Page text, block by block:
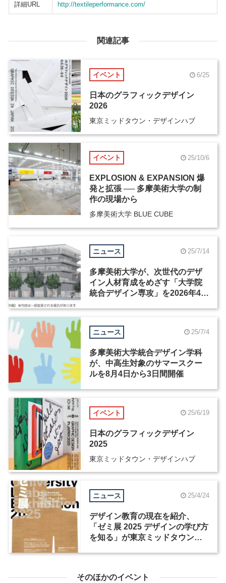
詳細URL http://textileperformance.com/
関連記事
イベント 6/25
日本のグラフィックデザイン
2026
東京ミッドタウン・デザインハブ
イベント 25/10/6
EXPLOSION & EXPANSION 爆
発と拡張 ── 多摩美術大学の制
作の現場から
多摩美術大学 BLUE CUBE
ニュース 25/7/14
多摩美術大学が、次世代のデザ
イン人材育成をめざす「大学院
統合デザイン専攻」を2026年4月
ニュース 25/7/4
多摩美術大学統合デザイン学科
が、中高生対象のサマースクー
ルを8月4日から3日間開催
イベント 25/6/19
日本のグラフィックデザイン
2025
東京ミッドタウン・デザインハブ
ニュース 25/4/24
デザイン教育の現在を紹介、
「ゼミ展 2025 デザインの学び方
を知る」が東京ミッドタウンで
そのほかのイベント